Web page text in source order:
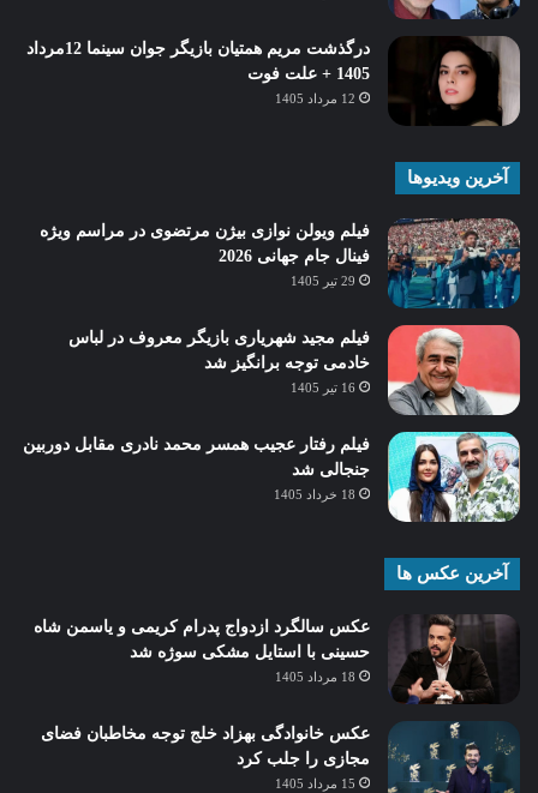
درگذشت مریم همتیان بازیگر جوان سینما 12مرداد
1405 + علت فوت
12 مرداد 1405
آخرین ویدیوها
فیلم ویولن نوازی بیژن مرتضوی در مراسم ویژه
فینال جام جهانی 2026
29 تیر 1405
فیلم مجید شهریاری بازیگر معروف در لباس
خادمی توجه برانگیز شد
16 تیر 1405
فیلم رفتار عجیب همسر محمد نادری مقابل دوربین
جنجالی شد
18 خرداد 1405
آخرین عکس ها
عکس سالگرد ازدواج پدرام کریمی و یاسمن شاه‌
حسینی با استایل مشکی سوژه شد
18 مرداد 1405
عکس خانوادگی بهزاد خلج توجه مخاطبان فضای
مجازی را جلب کرد
15 مرداد 1405